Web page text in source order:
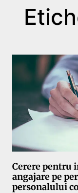
Cerere pentru
angajare pe
personalului